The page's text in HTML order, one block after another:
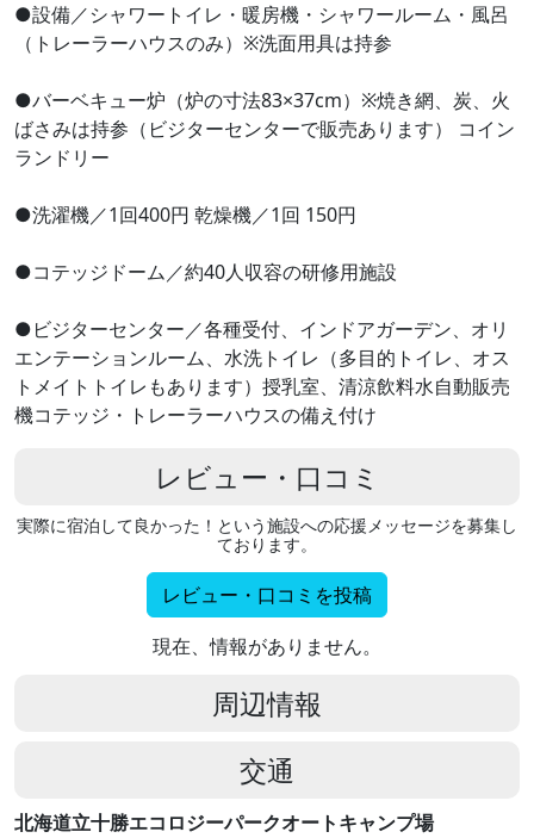
●設備／シャワートイレ・暖房機・シャワールーム・風呂
（トレーラーハウスのみ）※洗面用具は持参
●バーベキュー炉（炉の寸法83×37cm）※焼き網、炭、火
ばさみは持参（ビジターセンターで販売あります） コイン
ランドリー
●洗濯機／1回400円 乾燥機／1回 150円
●コテッジドーム／約40人収容の研修用施設
●ビジターセンター／各種受付、インドアガーデン、オリ
エンテーションルーム、水洗トイレ（多目的トイレ、オス
トメイトトイレもあります）授乳室、清涼飲料水自動販売
機コテッジ・トレーラーハウスの備え付け
レビュー・口コミ
実際に宿泊して良かった！という施設への応援メッセージを募集し
ております。
レビュー・口コミを投稿
現在、情報がありません。
周辺情報
交通
北海道立十勝エコロジーパークオートキャンプ場